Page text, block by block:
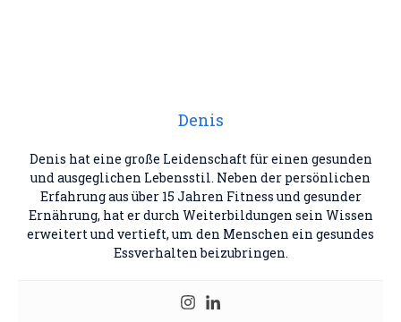
Denis
Denis hat eine große Leidenschaft für einen gesunden
und ausgeglichen Lebensstil. Neben der persönlichen
Erfahrung aus über 15 Jahren Fitness und gesunder
Ernährung, hat er durch Weiterbildungen sein Wissen
erweitert und vertieft, um den Menschen ein gesundes
Essverhalten beizubringen.